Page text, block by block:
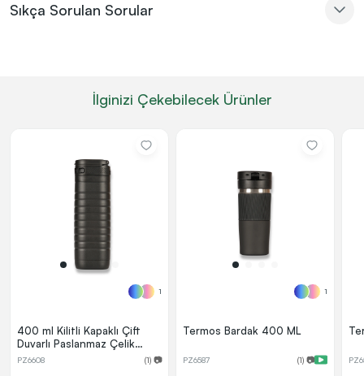
Sıkça Sorulan Sorular
İlginizi Çekebilecek Ürünler
1
400 ml Kilitli Kapaklı Çift
Duvarlı Paslanmaz Çelik
Termos
PZ6608 (1) 📷
1
Termos Bardak 400 ML
PZ6587 (1) 📷